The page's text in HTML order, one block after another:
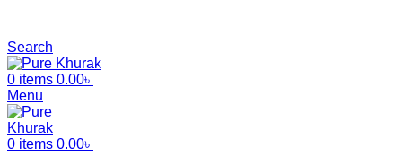
Search
0 items 0.00৳
Menu
0 items 0.00৳